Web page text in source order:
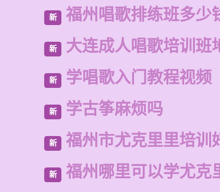
新 福州唱歌排练班多少
新 大连成人唱歌培训班
新 学唱歌入门教程视频
新 学古筝麻烦吗
新 福州市尤克里里培训
新 福州哪里可以学尤克